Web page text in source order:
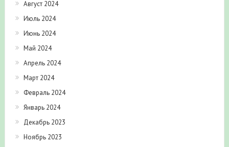
Август 2024
Июль 2024
Июнь 2024
Май 2024
Апрель 2024
Март 2024
Февраль 2024
Январь 2024
Декабрь 2023
Ноябрь 2023